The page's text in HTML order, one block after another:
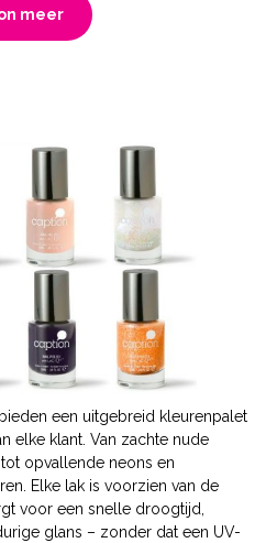
meer
bieden een uitgebreid kleurenpalet
elke klant. Van zachte nude
opvallende neons en
Elke lak is voorzien van de
voor een snelle droogtijd,
glans – zonder dat een UV-